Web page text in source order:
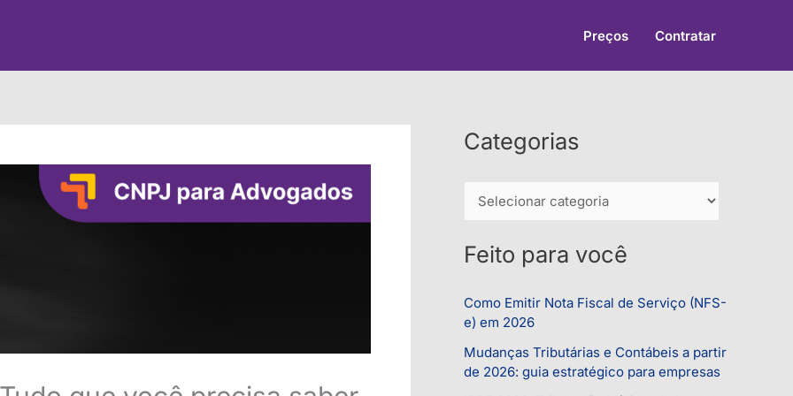
Preços Contratar
Categorias
t
g
o
r
i
Feito para você
Como Emitir Nota Fiscal de Serviço (NFS-
e) em 2026
Mudanças Tributárias e Contábeis a partir
de 2026: guia estratégico para empresas